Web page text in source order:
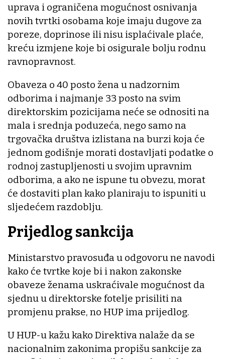
uprava i ograničena mogućnost osnivanja
novih tvrtki osobama koje imaju dugove za
poreze, doprinose ili nisu isplaćivale plaće,
kreću izmjene koje bi osigurale bolju rodnu
ravnopravnost.
Obaveza o 40 posto žena u nadzornim
odborima i najmanje 33 posto na svim
direktorskim pozicijama neće se odnositi na
mala i srednja poduzeća, nego samo na
trgovačka društva izlistana na burzi koja će
jednom godišnje morati dostavljati podatke o
rodnoj zastupljenosti u svojim upravnim
odborima, a ako ne ispune tu obvezu, morat
će dostaviti plan kako planiraju to ispuniti u
sljedećem razdoblju.
Prijedlog sankcija
Ministarstvo pravosuđa u odgovoru ne navodi
kako će tvrtke koje bi i nakon zakonske
obaveze ženama uskraćivale mogućnost da
sjednu u direktorske fotelje prisiliti na
promjenu prakse, no HUP ima prijedlog.
U HUP-u kažu kako Direktiva nalaže da se
nacionalnim zakonima propišu sankcije za